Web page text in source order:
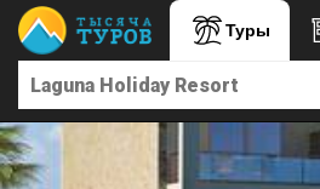
Туры
Главная